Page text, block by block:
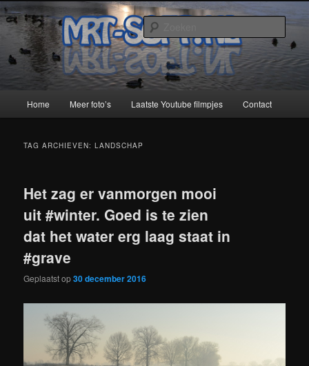
Spring
naar
primaire
inhoud
Spring
naar
secundaire
inhoud MRT-Soft
Home Meer foto’s Laatste Youtube filmpjes Contact
TAG ARCHIEVEN:LANDSCHAP
Het zag er vanmorgen mooi
uit #winter. Goed is te zien
dat het water erg laag staat in
#grave
Geplaatst op30 december 2016